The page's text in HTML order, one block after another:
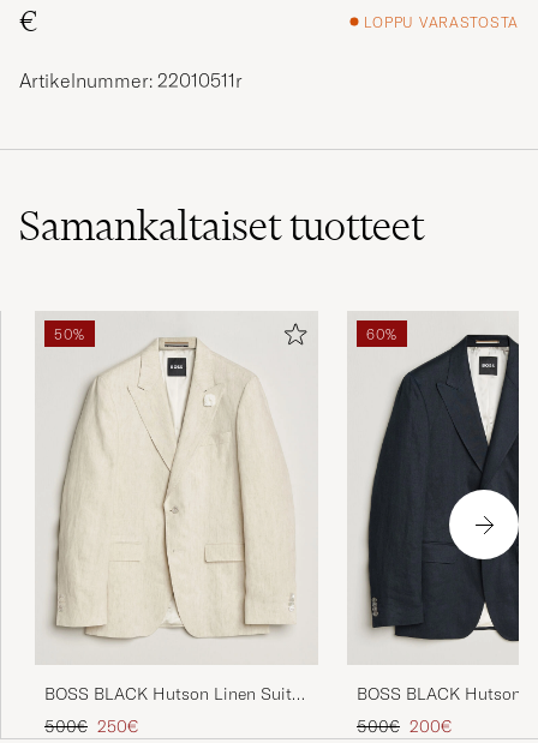
€
LOPPU VARASTOSTA
Artikelnummer: 22010511r
Samankaltaisettuotteet
50%
BOSS BLACK Hutson Linen Suit
Blazer Open Beige
Tavallinen hinta
500€ Alennettu hinta
250€
60%
BOSS BLACK Hutson
Blazer Dark Blue
Tavallinen hinta
500€ Alennettu hinta
200€